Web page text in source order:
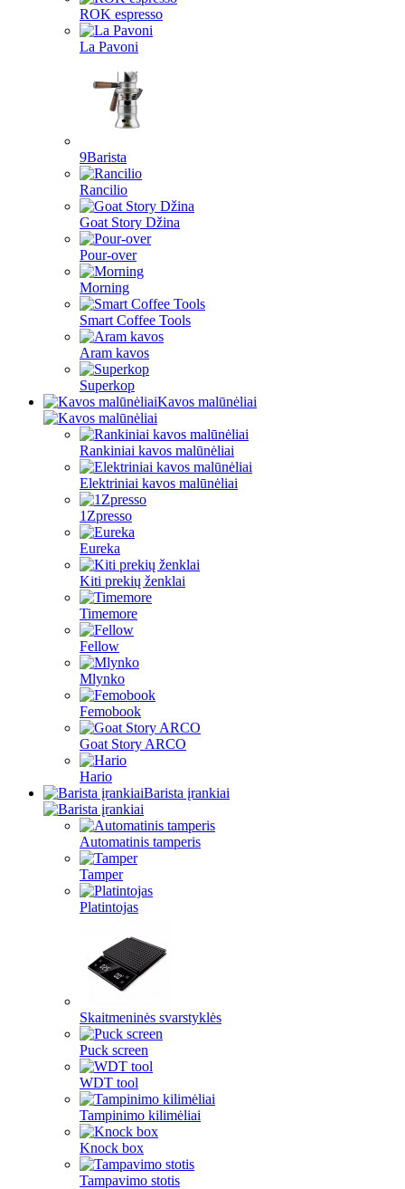
ROK espresso
La Pavoni
9Barista
Rancilio
Goat Story Džina
Pour-over
Morning
Smart Coffee Tools
Aram kavos
Superkop
Kavos malūnėliai
Rankiniai kavos malūnėliai
Elektriniai kavos malūnėliai
1Zpresso
Eureka
Kiti prekių ženklai
Timemore
Fellow
Mlynko
Femobook
Goat Story ARCO
Hario
Barista įrankiai
Automatinis tamperis
Tamper
Platintojas
Skaitmeninės svarstyklės
Puck screen
WDT tool
Tampinimo kilimėliai
Knock box
Tampavimo stotis